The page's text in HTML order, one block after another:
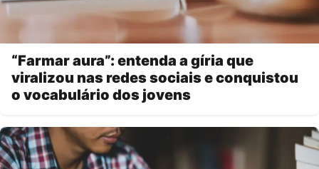
“Farmar aura”: entenda a gíria que
viralizou nas redes sociais e conquistou
o vocabulário dos jovens